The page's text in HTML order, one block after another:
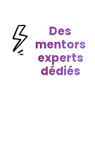
Des
mentors
experts
dédiés